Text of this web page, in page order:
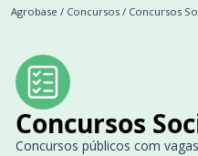
Agrobase / Concursos / Concursos
Concursos
Concursos públicos com